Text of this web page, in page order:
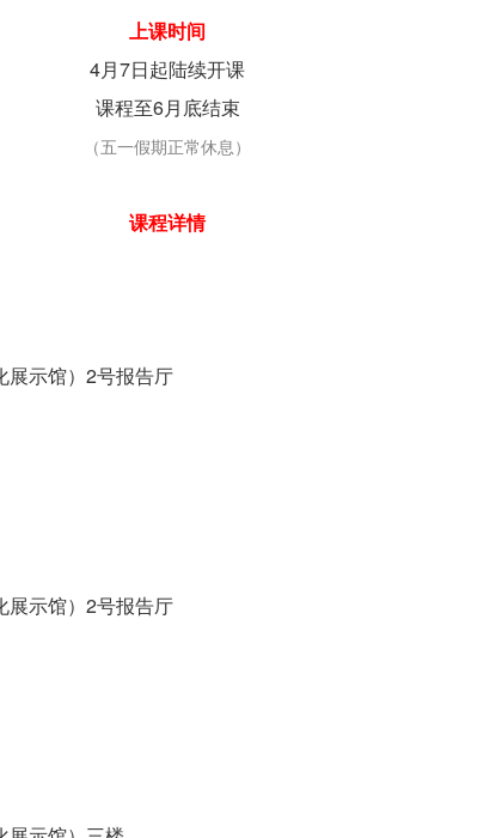
上课时间
4月7日起陆续开课
课程至6月底结束
（五一假期正常休息）
课程详情
展示馆）2号报告厅
展示馆）2号报告厅